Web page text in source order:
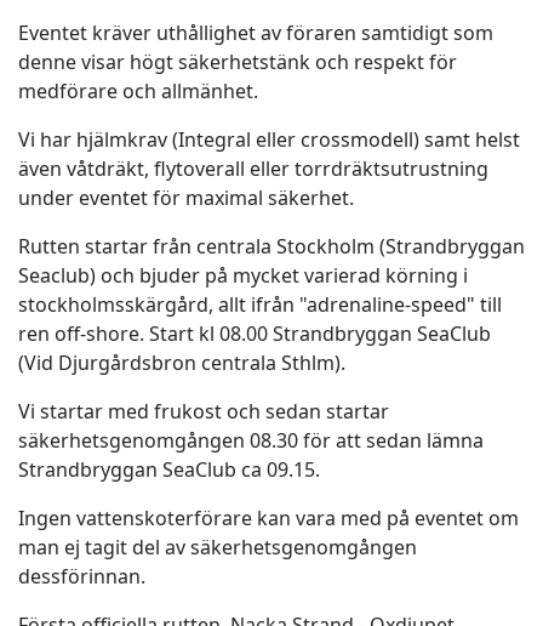
Eventet kräver uthållighet av föraren samtidigt som
denne visar högt säkerhetstänk och respekt för
medförare och allmänhet.
Vi har hjälmkrav (Integral eller crossmodell) samt helst
även våtdräkt, flytoverall eller torrdräktsutrustning
under eventet för maximal säkerhet.
Rutten startar från centrala Stockholm (Strandbryggan
Seaclub) och bjuder på mycket varierad körning i
stockholmsskärgård, allt ifrån "adrenaline-speed" till
ren off-shore. Start kl 08.00 Strandbryggan SeaClub
(Vid Djurgårdsbron centrala Sthlm).
Vi startar med frukost och sedan startar
säkerhetsgenomgången 08.30 för att sedan lämna
Strandbryggan SeaClub ca 09.15.
Ingen vattenskoterförare kan vara med på eventet om
man ej tagit del av säkerhetsgenomgången
dessförinnan.